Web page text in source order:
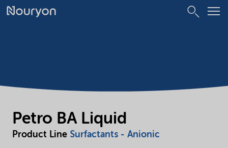
Petro BA Liquid
Product Line Surfactants - Anionic